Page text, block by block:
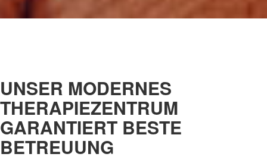
UNSER MODERNES
THERAPIEZENTRUM
GARANTIERT BESTE
BETREUUNG